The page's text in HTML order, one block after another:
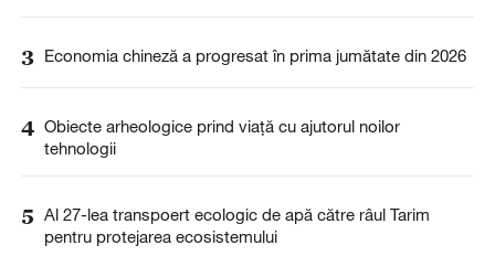
3 Economia chineză a progresat în prima jumătate din 2026
4 Obiecte arheologice prind viață cu ajutorul noilor
tehnologii
5 Al 27-lea transpoert ecologic de apă către râul Tarim
pentru protejarea ecosistemului